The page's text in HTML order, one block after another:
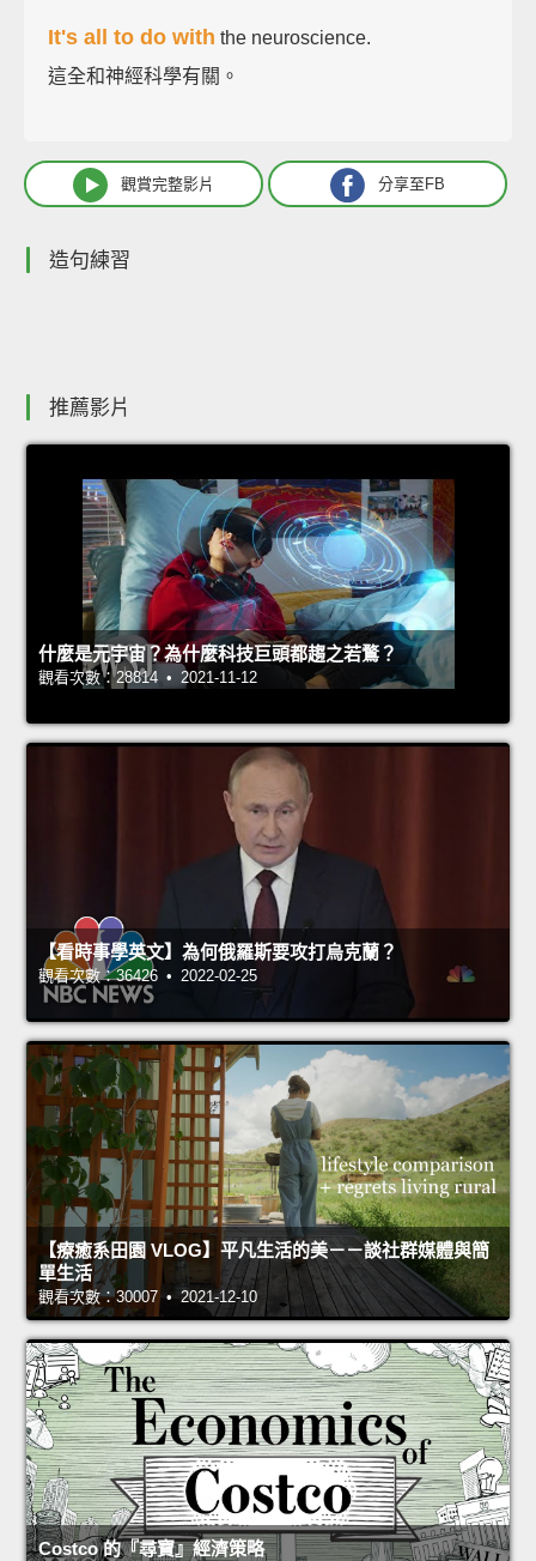
It's all to do with the neuroscience.
這全和神經科學有關。
觀賞完整影片 分享至FB
造句練習
推薦影片
什麼是元宇宙？為什麼科技巨頭都趨之若鶩？
觀看次數：28814 • 2021-11-12
【看時事學英文】為何俄羅斯要攻打烏克蘭？
觀看次數：36426 • 2022-02-25
【療癒系田園 VLOG】平凡生活的美－－談社群媒體與簡
單生活
觀看次數：30007 • 2021-12-10
Costco 的『尋寶』經濟策略